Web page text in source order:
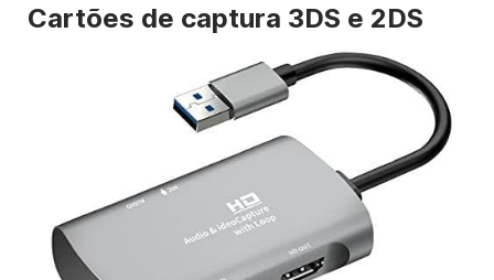
Cartões de captura 3DS e 2DS